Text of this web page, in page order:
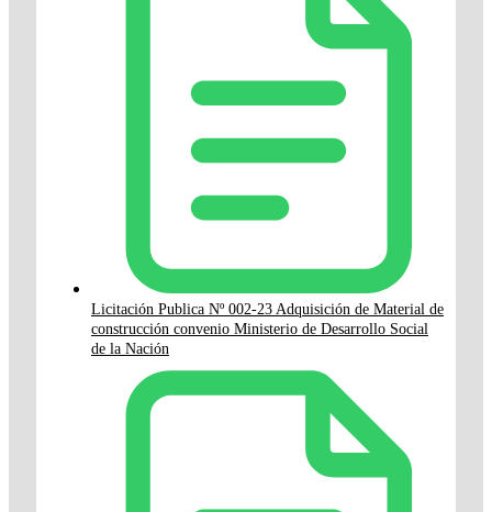
Licitación Publica Nº 002-23 Adquisición de Material de
construcción convenio Ministerio de Desarrollo Social
de la Nación